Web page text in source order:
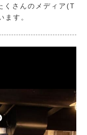
くさんのメディア(T
ます。